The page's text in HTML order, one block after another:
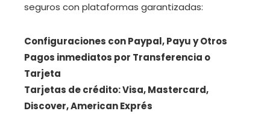
seguros con plataformas garantizadas:
Configuraciones con Paypal, Payu y Otros
Pagos inmediatos por Transferencia o
Tarjeta
Tarjetas de crédito: Visa, Mastercard,
Discover, American Exprés